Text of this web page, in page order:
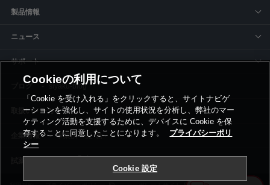
製品情報
ニュース
サポート
siyaku-blog
取扱いメーカー
事業所一覧
Cookieの利用について
「Cookie を受け入れる」をクリックすると、サイトナビゲ
ーションを強化し、サイトの使用状況を分析し、弊社のマー
ケティング活動を支援するために、デバイスに Cookie を保
存することに同意したことになります。
プライバシーポリ
シー
Cookie 設定